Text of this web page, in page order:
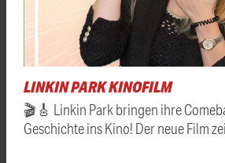
LINKIN PARK KINOFILM
🎬🎸 Linkin Park bringen ihre
Geschichte ins Kino! Der neue Film